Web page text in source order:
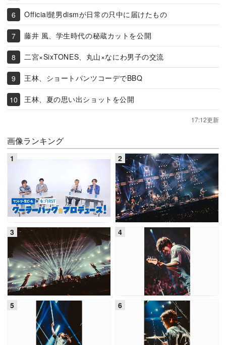
Official髭男dismが日常の只中に届けたもの
藤井 風、学生時代の秘蔵カットを公開
二宮×SixTONES、丸山×なにわ男子の交流
王林、ショートパンツコーデでBBQ
王林、夏の思い出ショットを公開
17:12更新
画像ランキング